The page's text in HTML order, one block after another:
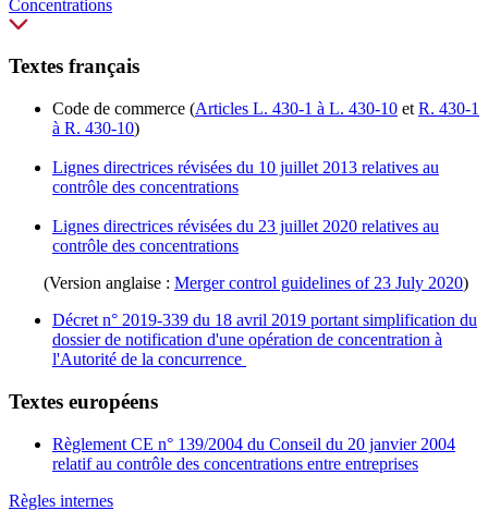
Concentrations
Textes français
Code de commerce (Articles L. 430-1 à L. 430-10 et R. 430-1
à R. 430-10)
Lignes directrices révisées du 10 juillet 2013 relatives au
contrôle des concentrations
Lignes directrices révisées du 23 juillet 2020 relatives au
contrôle des concentrations
(Version anglaise : Merger control guidelines of 23 July 2020)
Décret n° 2019-339 du 18 avril 2019 portant simplification du
dossier de notification d'une opération de concentration à
l'Autorité de la concurrence
Textes européens
Règlement CE n° 139/2004 du Conseil du 20 janvier 2004
relatif au contrôle des concentrations entre entreprises
Règles internes